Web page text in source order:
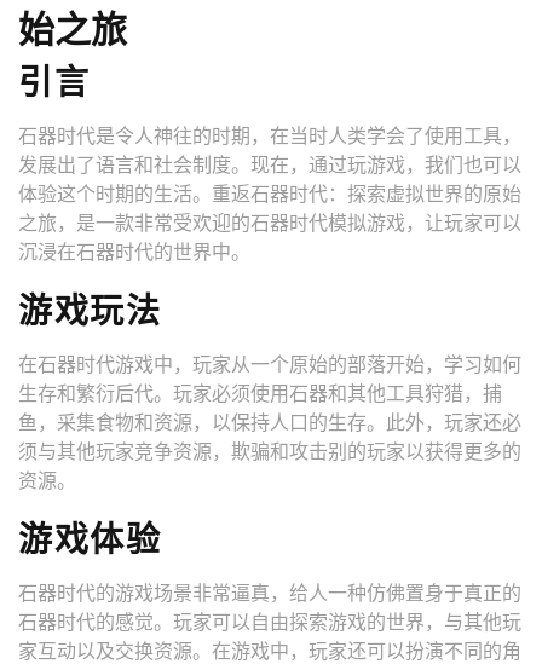
始之旅
引言
石器时代是令人神往的时期，在当时人类学会了使用工具，
发展出了语言和社会制度。现在，通过玩游戏，我们也可以
体验这个时期的生活。重返石器时代：探索虚拟世界的原始
之旅，是一款非常受欢迎的石器时代模拟游戏，让玩家可以
沉浸在石器时代的世界中。
游戏玩法
在石器时代游戏中，玩家从一个原始的部落开始，学习如何
生存和繁衍后代。玩家必须使用石器和其他工具狩猎，捕
鱼，采集食物和资源，以保持人口的生存。此外，玩家还必
须与其他玩家竞争资源，欺骗和攻击别的玩家以获得更多的
资源。
游戏体验
石器时代的游戏场景非常逼真，给人一种仿佛置身于真正的
石器时代的感觉。玩家可以自由探索游戏的世界，与其他玩
家互动以及交换资源。在游戏中，玩家还可以扮演不同的角